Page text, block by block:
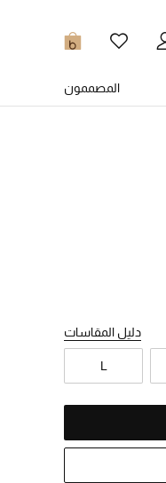
0
المصممون
دليل المقاسات
L